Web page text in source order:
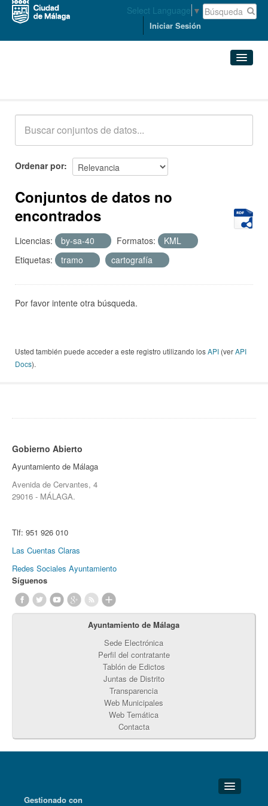
Select Language ▼
Iniciar Sesión
Acerca de
Ordenar por
Conjuntos de datos no
encontrados
Licencias: by-sa-40 Formatos:
KML
Etiquetas:
tramo cartografía
Por favor intente otra búsqueda.
Usted también puede acceder a este registro utilizando losAPI (verAPI
Docs).
Gobierno Abierto
Ayuntamiento de Málaga
Avenida de Cervantes, 4
29016 - MÁLAGA.
Tlf: 951 926 010
Las Cuentas Claras
Redes Sociales Ayuntamiento
Síguenos
Ayuntamiento de Málaga
Sede Electrónica
Perfil del contratante
Tablón de Edictos
Juntas de Distrito
Transparencia
Web Municipales
Web Temática
Contacta
Gestionado con